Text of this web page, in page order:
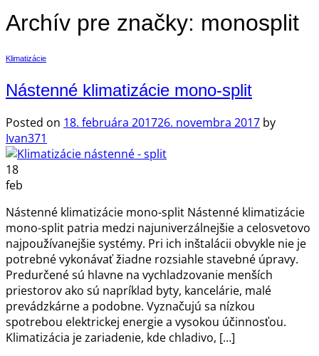
Archív pre značky: monosplit
Klimatizácie
Nástenné klimatizácie mono-split
Posted on 18. februára 201726. novembra 2017 by
Ivan371
18
feb
Nástenné klimatizácie mono-split Nástenné klimatizácie
mono-split patria medzi najuniverzálnejšie a celosvetovo
najpoužívanejšie systémy. Pri ich inštalácii obvykle nie je
potrebné vykonávať žiadne rozsiahle stavebné úpravy.
Predurčené sú hlavne na vychladzovanie menších
priestorov ako sú napríklad byty, kancelárie, malé
prevádzkárne a podobne. Vyznačujú sa nízkou
spotrebou elektrickej energie a vysokou účinnosťou.
Klimatizácia je zariadenie, kde chladivo, […]